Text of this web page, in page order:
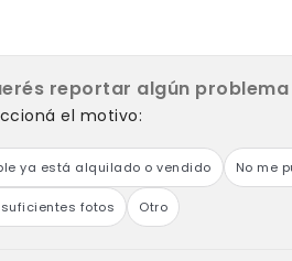
reportar algún
el motivo:
ya está alquilado o vendido No me
fotos Otro